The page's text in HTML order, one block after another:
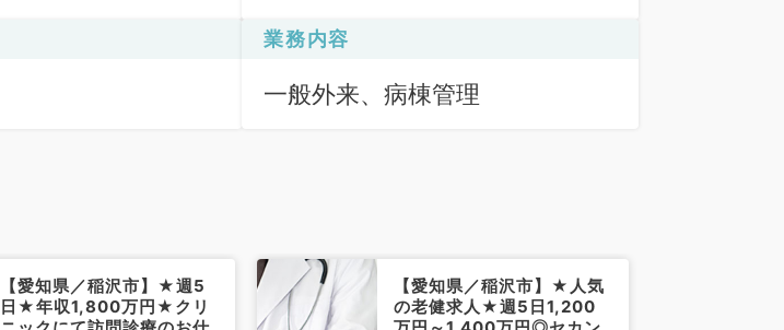
業務内容
一般外来、病棟管理
【愛知県／稲沢市】★週5
日★年収1,800万円★クリ
【愛知県／稲沢市】★人気
の老健求人★週5日1,200